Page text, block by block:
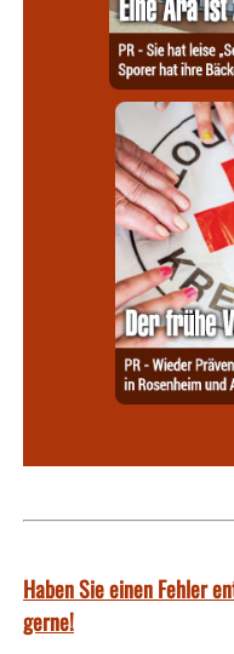
Haben Sie einen Fehler
gerne!